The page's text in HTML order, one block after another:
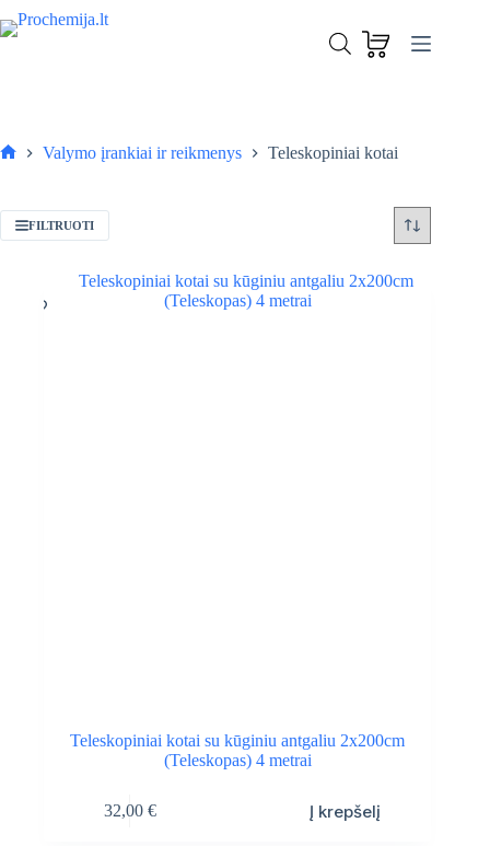
to
Valymo įrankiai ir reikmenys Teleskopiniai kotai
FILTRUOTI
Teleskopiniai kotai su kūginiu antgaliu 2x200cm
(Teleskopas) 4 metrai
32,00 € Į krepšelį